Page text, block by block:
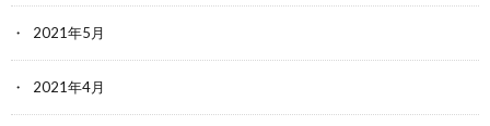
2021年5月
2021年4月